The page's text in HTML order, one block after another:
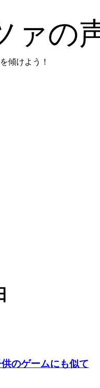
ァの
傾けよう！
のゲームにも似て